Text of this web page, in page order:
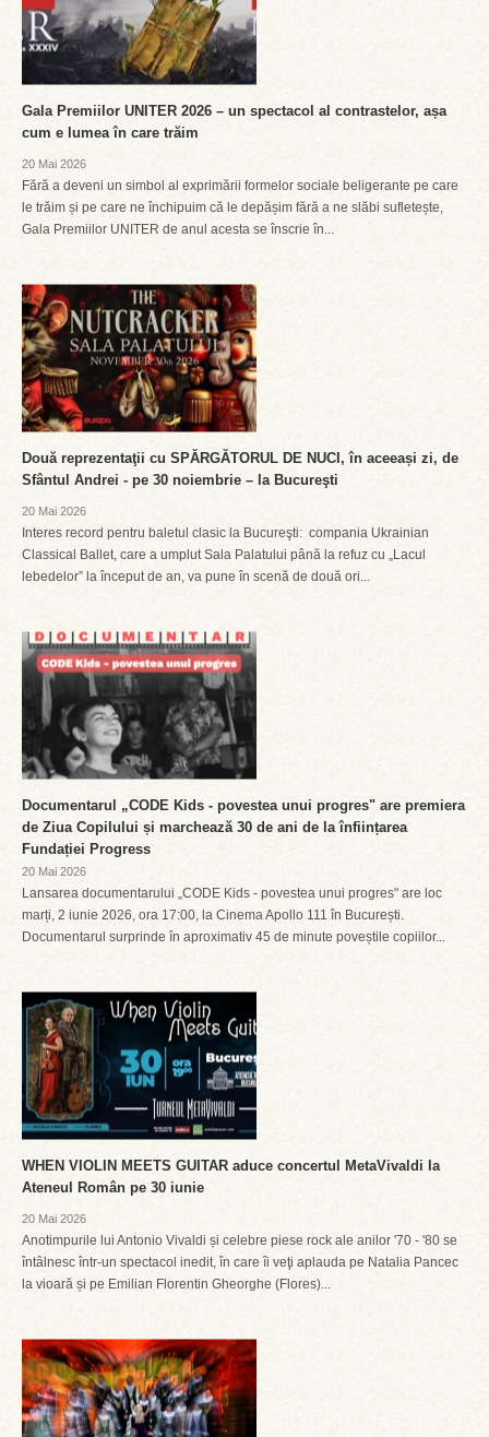
Gala Premiilor UNITER 2026 – un spectacol al contrastelor, așa
cum e lumea în care trăim
20 Mai 2026
Fără a deveni un simbol al exprimării formelor sociale beligerante pe care
le trăim și pe care ne închipuim că le depășim fără a ne slăbi sufletește,
Gala Premiilor UNITER de anul acesta se înscrie în...
Două reprezentaţii cu SPĂRGĂTORUL DE NUCI, în aceeași zi, de
Sfântul Andrei - pe 30 noiembrie – la Bucureşti
20 Mai 2026
Interes record pentru baletul clasic la Bucureşti: compania Ukrainian
Classical Ballet, care a umplut Sala Palatului până la refuz cu „Lacul
lebedelor” la început de an, va pune în scenă de două ori...
Documentarul „CODE Kids - povestea unui progres" are premiera
de Ziua Copilului și marchează 30 de ani de la înființarea
Fundației Progress
20 Mai 2026
Lansarea documentarului „CODE Kids - povestea unui progres" are loc
marți, 2 iunie 2026, ora 17:00, la Cinema Apollo 111 în București.
Documentarul surprinde în aproximativ 45 de minute poveștile copiilor...
WHEN VIOLIN MEETS GUITAR aduce concertul MetaVivaldi la
Ateneul Român pe 30 iunie
20 Mai 2026
Anotimpurile lui Antonio Vivaldi și celebre piese rock ale anilor '70 - '80 se
întâlnesc într-un spectacol inedit, în care îi veţi aplauda pe Natalia Pancec
la vioară și pe Emilian Florentin Gheorghe (Flores)...